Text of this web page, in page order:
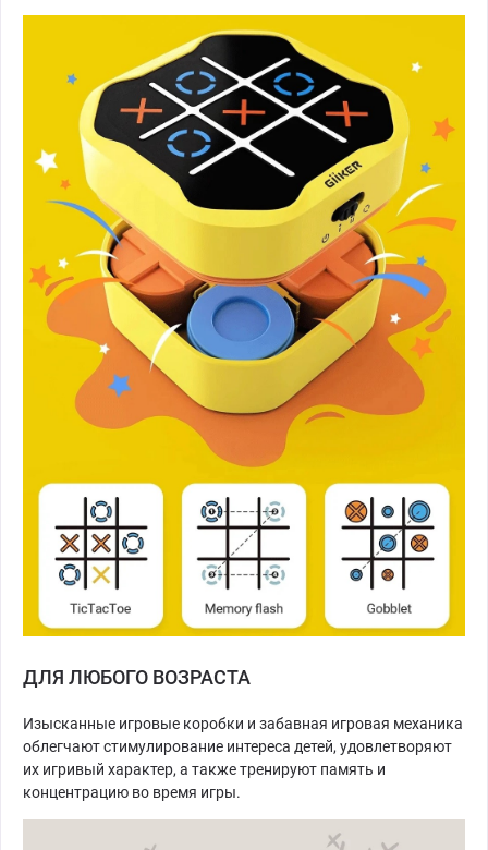
ДЛЯ ЛЮБОГО ВОЗРАСТА
Изысканные игровые коробки и забавная игровая механика
облегчают стимулирование интереса детей, удовлетворяют
их игривый характер, а также тренируют память и
концентрацию во время игры.